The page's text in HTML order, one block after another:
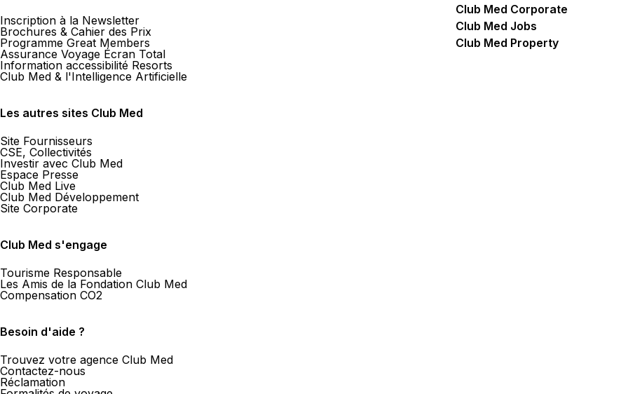
Inscription à la Newsletter
Brochures & Cahier des Prix
Programme Great Members
Assurance Voyage Écran Total
Information accessibilité Resorts
Club Med & l'Intelligence Artificielle
Les autres sites Club Med
Site Fournisseurs
CSE, Collectivités
Investir avec Club Med
Espace Presse
Club Med Live
Club Med Développement
Site Corporate
Club Med s'engage
Tourisme Responsable
Les Amis de la Fondation Club Med
Compensation CO2
Besoin d'aide ?
Trouvez votre agence Club Med
Contactez-nous
Réclamation
Club Med Corporate
Club Med Jobs
Club Med Property